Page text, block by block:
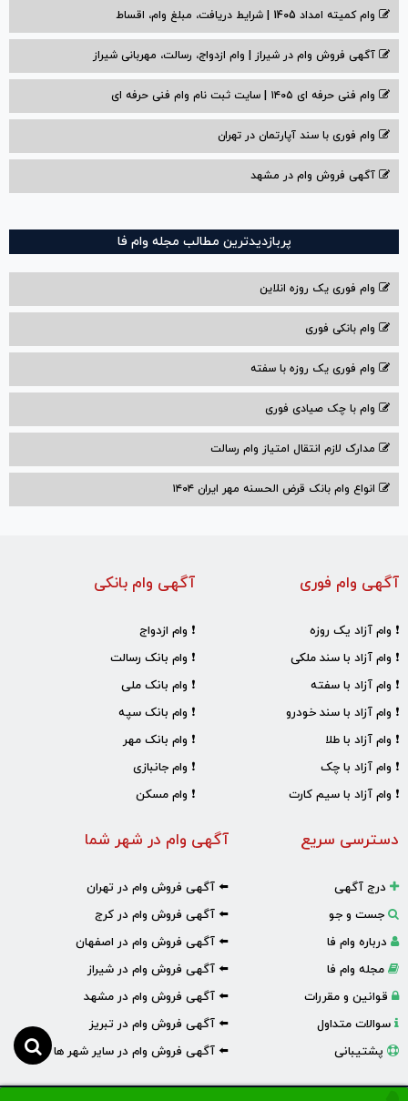
وام کمیته امداد 1405 | شرایط دریافت، مبلغ وام، اقساط
آگهی فروش وام در شیراز | وام ازدواج، رسالت، مهربانی شیراز
وام فنی حرفه ای ۱۴۰۵ | سایت ثبت نام وام فنی حرفه ای
وام فوری با سند آپارتمان در تهران
آگهی فروش وام در مشهد
پربازدیدترین مطالب مجله وام فا
وام فوری یک روزه انلاین
وام بانکی فوری
وام فوری یک روزه با سفته
وام با‌ چک صیادی‌ فوری
مدارک لازم انتقال امتیاز وام رسالت
انواع وام بانک قرض الحسنه مهر ایران ۱۴۰۴
آگهی وام بانکی
❗ وام ازدواج
❗ وام بانک رسالت
❗ وام بانک ملی
❗ وام بانک سپه
❗ وام بانک مهر
❗ وام جانبازی
❗ وام مسکن
آگهی وام فوری
❗ وام آزاد یک روزه
❗ وام آزاد با سند ملکی
❗ وام آزاد با سفته
❗ وام آزاد با سند خودرو
❗ وام آزاد با طلا
❗ وام آزاد با چک
❗ وام آزاد با سیم کارت
آگهی وام در شهر شما
⬅️ آگهی فروش وام در تهران
⬅️ آگهی فروش وام در کرج
⬅️ آگهی فروش وام در اصفهان
⬅️ آگهی فروش وام در شیراز
⬅️ آگهی فروش وام در مشهد
⬅️ آگهی فروش وام در تبریز
⬅️ آگهی فروش وام در سایر شهر ها
دسترسی سریع
درج آگهی
جست و جو
درباره وام فا
مجله وام فا
قوانین و مقررات
سوالات متداول
پشتیبانی